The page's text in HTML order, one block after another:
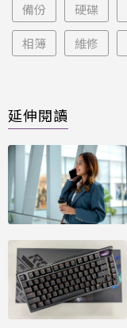
備份 硬碟
相簿 維修
延伸閱讀